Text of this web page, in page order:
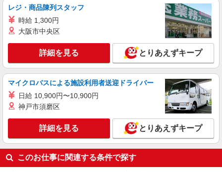
時給1300円 ※研修期間（最大4日間）は時給
1230円 ★年末年始手当有
キープ 詳細を見る
契約社員 職業紹介
株式会社マイスター60/30349
大手マンション管理員
月給制19.8万円〜25.7万円（経験・能力によ
東京都江東区
キープ 詳細を見る
レジ・商品陳列スタッフ
時給 1,300円
大阪市中央区
詳細を見る とりあえずキープ
マイクロバスによる施設利用者送迎ドライバー
日給 10,900円〜10,900円
神戸市須磨区
詳細を見る とりあえずキープ
このお仕事に関連する条件で探す